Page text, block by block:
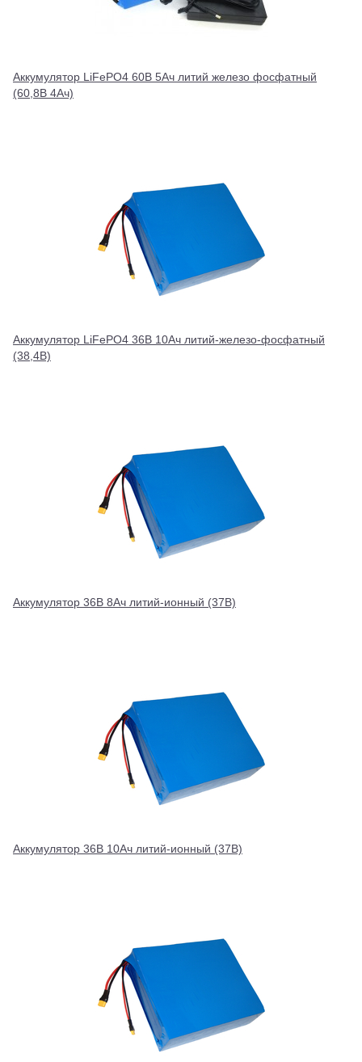
Аккумулятор LiFePO4 60В 5Ач литий железо фосфатный
(60,8В 4Ач)
Аккумулятор LiFePO4 36В 10Ач литий-железо-фосфатный
(38,4В)
Аккумулятор 36В 8Ач литий-ионный (37В)
Аккумулятор 36В 10Ач литий-ионный (37В)